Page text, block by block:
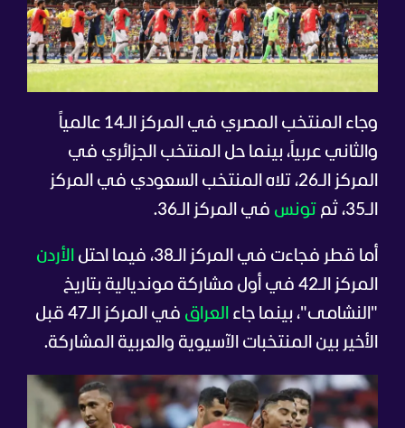
وجاء المنتخب المصري في المركز الـ14 عالمياً
والثاني عربياً، بينما حل المنتخب الجزائري في
المركز الـ26، تلاه المنتخب السعودي في المركز
الـ35، ثم
تونس في المركز الـ36.
أما قطر فجاءت في المركز الـ38، فيما احتل
الأردن
المركز الـ42 في أول مشاركة مونديالية بتاريخ
"النشامى"، بينما جاء العراق
في المركز الـ47 قبل
الأخير بين المنتخبات الآسيوية والعربية المشاركة.